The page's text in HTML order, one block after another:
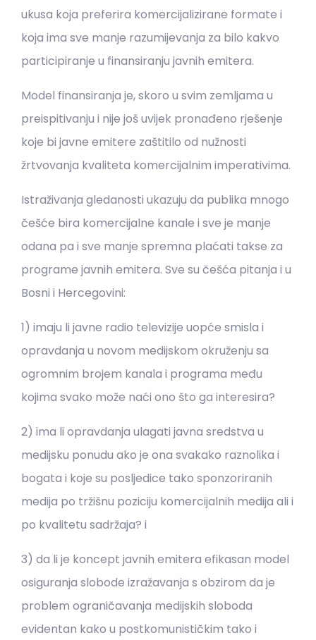
ukusa koja preferira komercijalizirane formate i
koja ima sve manje razumijevanja za bilo kakvo
participiranje u finansiranju javnih emitera.
Model finansiranja je, skoro u svim zemljama u
preispitivanju i nije još uvijek pronađeno rješenje
koje bi javne emitere zaštitilo od nužnosti
žrtvovanja kvaliteta komercijalnim imperativima.
Istraživanja gledanosti ukazuju da publika mnogo
češće bira komercijalne kanale i sve je manje
odana pa i sve manje spremna plaćati takse za
programe javnih emitera. Sve su češća pitanja i u
Bosni i Hercegovini:
1) imaju li javne radio televizije uopće smisla i
opravdanja u novom medijskom okruženju sa
ogromnim brojem kanala i programa među
kojima svako može naći ono što ga interesira?
2) ima li opravdanja ulagati javna sredstva u
medijsku ponudu ako je ona svakako raznolika i
bogata i koje su posljedice tako sponzoriranih
medija po tržišnu poziciju komercijalnih medija ali i
po kvalitetu sadržaja? i
3) da li je koncept javnih emitera efikasan model
osiguranja slobode izražavanja s obzirom da je
problem ograničavanja medijskih sloboda
evidentan kako u postkomunističkim tako i